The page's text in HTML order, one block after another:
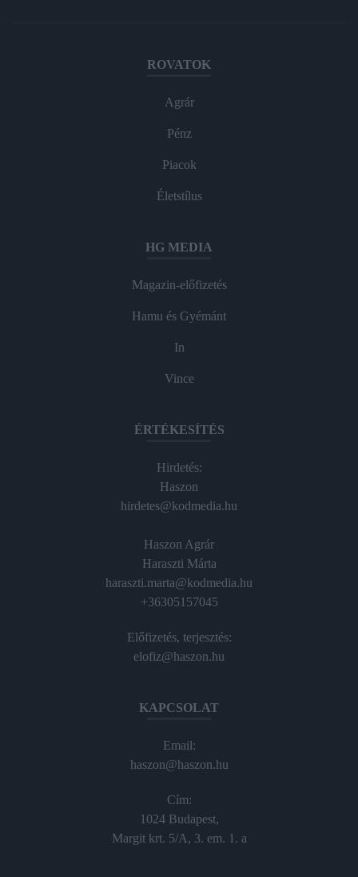
ROVATOK
Agrár
Pénz
Piacok
Életstílus
HG MEDIA
Magazin-előfizetés
Hamu és Gyémánt
In
Vince
ÉRTÉKESÍTÉS
Hirdetés:
Haszon
hirdetes@kodmedia.hu
Haszon Agrár
Haraszti Márta
haraszti.marta@kodmedia.hu
+36305157045
Előfizetés, terjesztés:
elofiz@haszon.hu
KAPCSOLAT
Email:
haszon@haszon.hu
Cím:
1024 Budapest,
Margit krt. 5/A, 3. em. 1. a